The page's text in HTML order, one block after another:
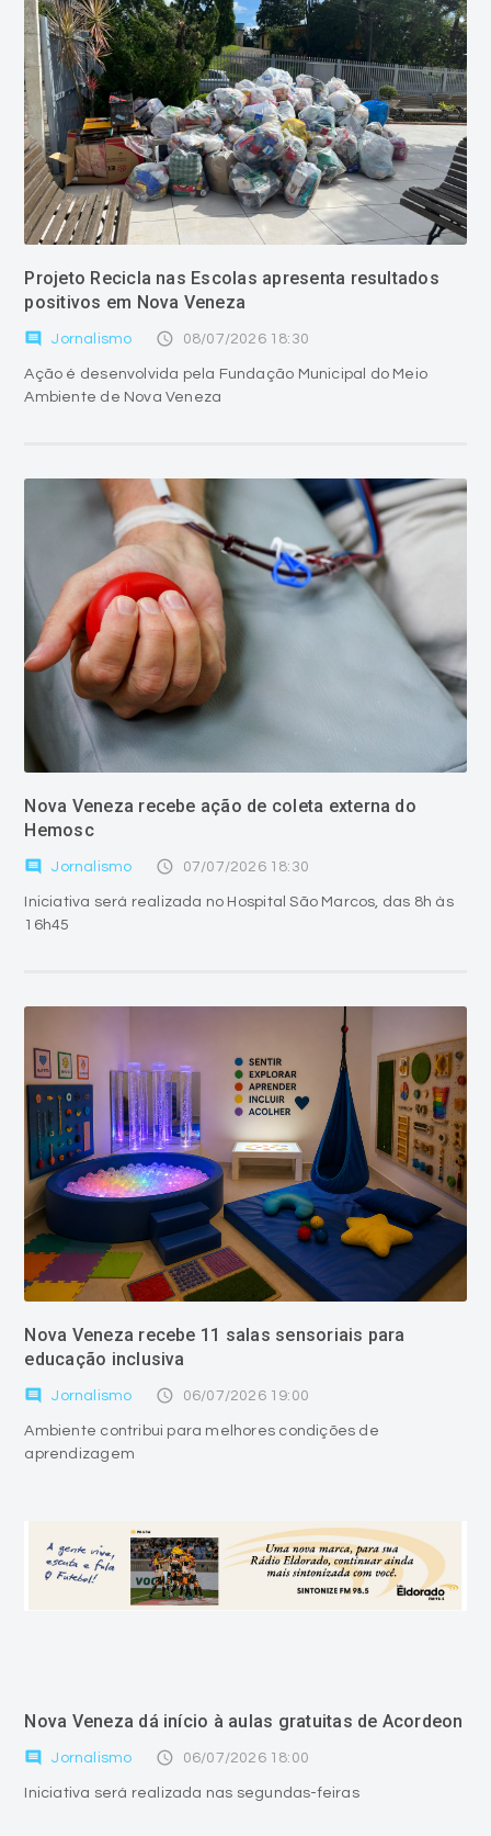
Projeto Recicla nas Escolas apresenta resultados
positivos em Nova Veneza
comment Jornalismo access_time 08/07/2026 18:30
Ação é desenvolvida pela Fundação Municipal do Meio
Ambiente de Nova Veneza
Nova Veneza recebe ação de coleta externa do
Hemosc
comment Jornalismo access_time 07/07/2026 18:30
Iniciativa será realizada no Hospital São Marcos, das 8h às
16h45
Nova Veneza recebe 11 salas sensoriais para
educação inclusiva
comment Jornalismo access_time 06/07/2026 19:00
Ambiente contribui para melhores condições de
aprendizagem
Nova Veneza dá início à aulas gratuitas de Acordeon
comment Jornalismo access_time 06/07/2026 18:00
Iniciativa será realizada nas segundas-feiras